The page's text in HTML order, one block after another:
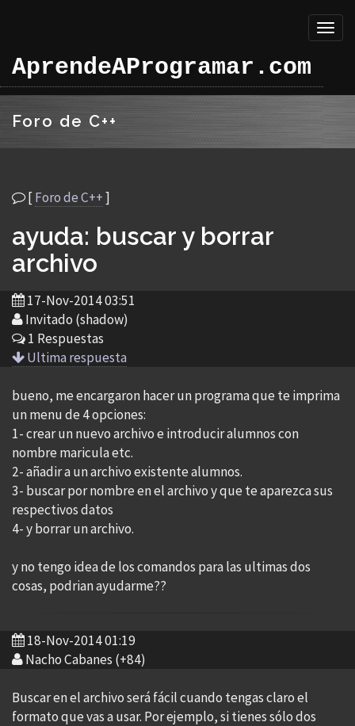
AprendeAProgramar.com
Foro de C++
[Foro de C++]
ayuda: buscar y borrar
archivo
17-Nov-2014 03:51
Invitado (shadow)
1 Respuestas
Ultima respuesta
bueno, me encargaron hacer un programa que te imprima
un menu de 4 opciones:
1- crear un nuevo archivo e introducir alumnos con
nombre maricula etc.
2- añadir a un archivo existente alumnos.
3- buscar por nombre en el archivo y que te aparezca sus
respectivos datos
4- y borrar un archivo.
y no tengo idea de los comandos para las ultimas dos
cosas, podrian ayudarme??
18-Nov-2014 01:19
Nacho Cabanes (+84)
Buscar en el archivo será fácil cuando tengas claro el
formato que vas a usar. Por ejemplo, si tienes sólo dos